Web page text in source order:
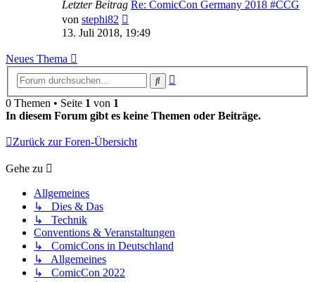
Letzter Beitrag Re: ComicCon Germany 2018 #CCG
von stephi82
Beitrag
13. Juli 2018, 19:49
Neues Thema
Suche
0 Themen • Seite 1 von 1
In diesem Forum gibt es keine Themen oder Beiträge.
Zurück zur Foren-Übersicht
Gehe zu
Allgemeines
↳ Dies & Das
↳ Technik
Conventions & Veranstaltungen
↳ ComicCons in Deutschland
↳ Allgemeines
↳ ComicCon 2022